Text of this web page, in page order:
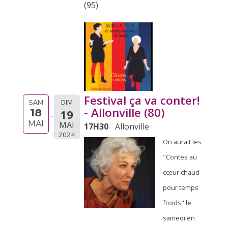
(95)
SAM
18
MAI
DIM
19
MAI
2024
Festival ça va conter!
- Allonville (80)
17H30 Allonville
On aurait les
"Contes au
cœur chaud
pour temps
froids" le
samedi en